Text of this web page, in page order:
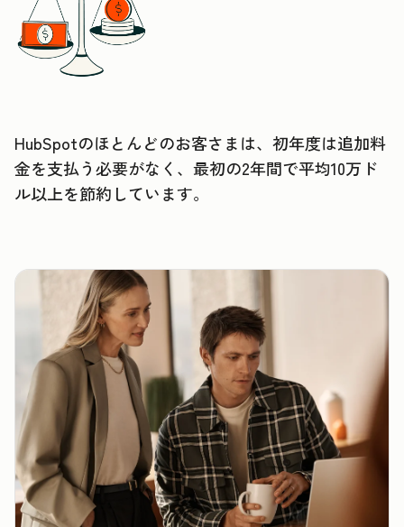
HubSpotのほとんどのお客さまは、初年度は追加料
金を支払う必要がなく、 最初の2年間で平均10万ド
ル以上を節約しています。